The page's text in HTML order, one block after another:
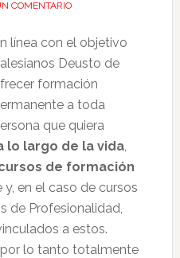
COMENTARIO
línea con el objetivo
Deusto de
formación
a toda
que quiera
lo largo de la vida,
de formación
en el caso de cursos
de Profesionalidad,
a estos.
lo tanto totalmente